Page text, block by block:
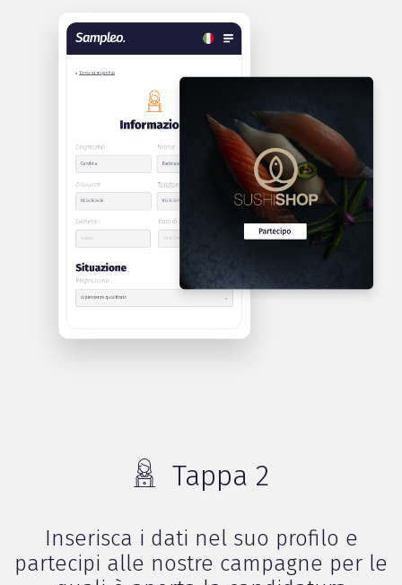
Tappa 2
Inserisca i dati nel suo profilo e
partecipi alle nostre campagne per le